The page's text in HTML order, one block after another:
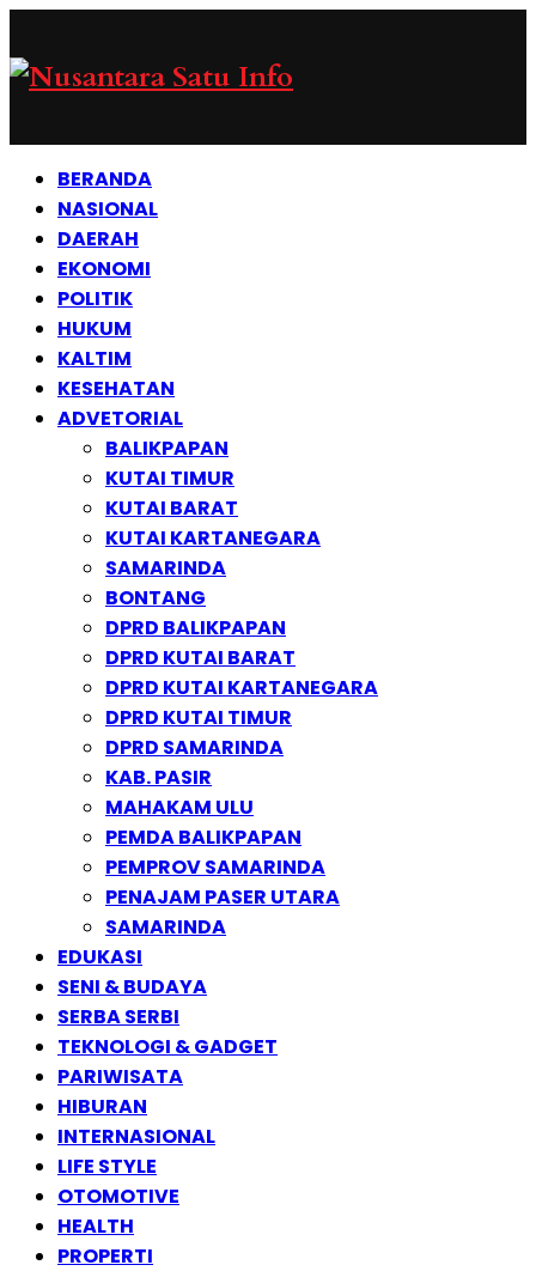
BERANDA
NASIONAL
DAERAH
EKONOMI
POLITIK
HUKUM
KALTIM
KESEHATAN
ADVETORIAL
BALIKPAPAN
KUTAI TIMUR
KUTAI BARAT
KUTAI KARTANEGARA
SAMARINDA
BONTANG
DPRD BALIKPAPAN
DPRD KUTAI BARAT
DPRD KUTAI KARTANEGARA
DPRD KUTAI TIMUR
DPRD SAMARINDA
KAB. PASIR
MAHAKAM ULU
PEMDA BALIKPAPAN
PEMPROV SAMARINDA
PENAJAM PASER UTARA
SAMARINDA
EDUKASI
SENI & BUDAYA
SERBA SERBI
TEKNOLOGI & GADGET
PARIWISATA
HIBURAN
INTERNASIONAL
LIFE STYLE
OTOMOTIVE
HEALTH
PROPERTI